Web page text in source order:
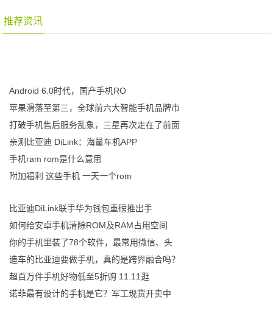
推荐资讯
Android 6.0时代，国产手机RO
苹果滑落至第三，全球前六大智能手机品牌市
打破手机售后服务乱象，三星再次走在了前面
亲测比亚迪 DiLink：海量车机APP
手机ram rom是什么意思
附加福利 这些手机 一天一个rom
比亚迪DiLink联手华为钱包重磅推出手
如何给安卓手机清除ROM及RAM占用空间
你的手机里装了78个软件，最常用微信、头
造车的比亚迪要做手机，真的是跨界融合吗？
超百万件手机好物低至5折购 11.11逛
诺菲最有设计的手机是它？军工现货开卖中